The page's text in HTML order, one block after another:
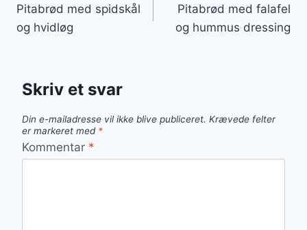
Pitabrød med spidskål
og hvidløg
Pitabrød med falafel
og hummus dressing
Skriv et svar
Din e-mailadresse vil ikke blive publiceret. Krævede felter
er markeret med *
Kommentar *